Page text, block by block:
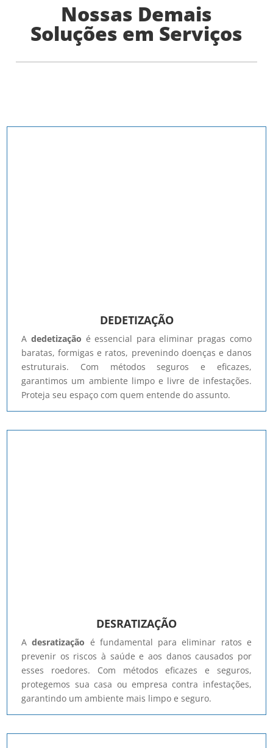
Nossas Demais
Soluções em Serviços
DEDETIZAÇÃO
A dedetização é essencial para eliminar pragas como
baratas, formigas e ratos, prevenindo doenças e danos
estruturais. Com métodos seguros e eficazes,
garantimos um ambiente limpo e livre de infestações.
Proteja seu espaço com quem entende do assunto.
DESRATIZAÇÃO
Adesratização é fundamental para eliminar ratos e
prevenir os riscos à saúde e aos danos causados por
esses roedores. Com métodos eficazes e seguros,
protegemos sua casa ou empresa contra infestações,
garantindo um ambiente mais limpo e seguro.